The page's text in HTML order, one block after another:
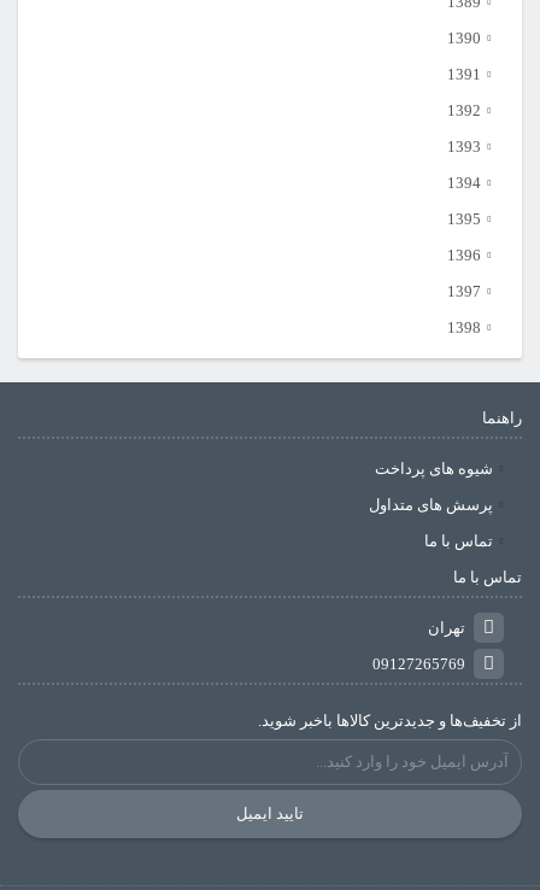
1390
1391
1392
1393
1394
1395
1396
1397
1398
راهنما
شیوه های پرداخت
پرسش های متداول
تماس با ما
تماس با ما
تهران
09127265769
از تخفیف‌ها و جدیدترین‌ کالاها باخبر شوید.
تایید ایمیل